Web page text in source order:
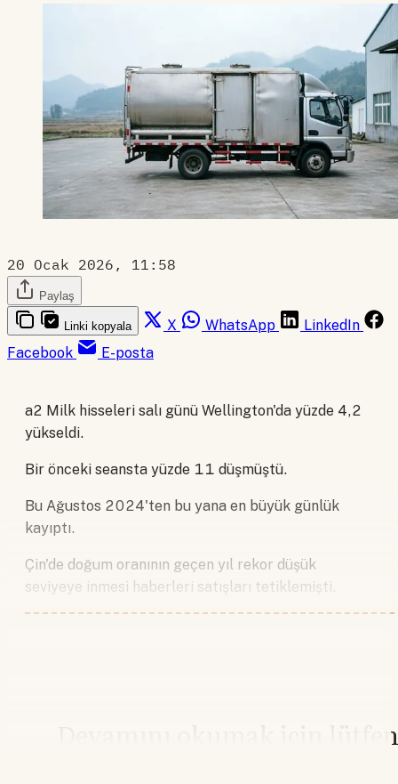
20 Ocak 2026, 11:58
Paylaş
Linki kopyala X WhatsApp
LinkedIn
Facebook
E-posta
a2 Milk hisseleri salı günü Wellington'da yüzde 4,2
yükseldi.
Bir önceki seansta yüzde 11 düşmüştü.
Bu Ağustos 2024'ten bu yana en büyük günlük
kayıptı.
Çin'de doğum oranının geçen yıl rekor düşük
seviyeye inmesi haberleri satışları tetiklemişti.
Devamını okumak için lütfen